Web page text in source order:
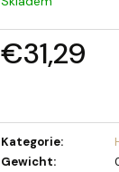
€31,29
Kategorie:
Gewicht:
MIST
€5,19